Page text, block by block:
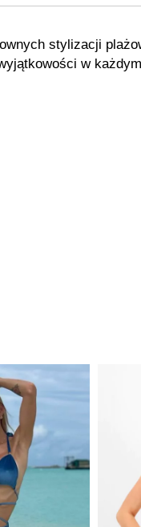
stylizacji
w